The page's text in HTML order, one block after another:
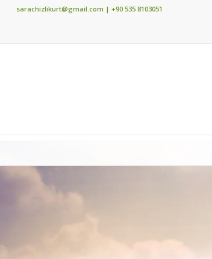
sarachizlikurt@gmail.com | +90 535 8103051